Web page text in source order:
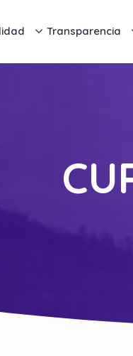
Transparencia